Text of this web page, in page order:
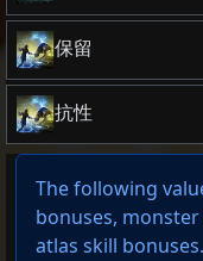
保留
抗性
The following
bonuses,
atlas skill bonuses.